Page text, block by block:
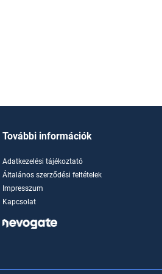
További információk
Adatkezelési tájékoztató
Általános szerződési feltételek
Impresszum
Kapcsolat